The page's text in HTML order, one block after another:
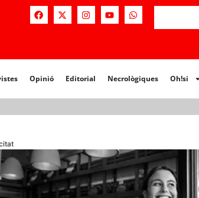
Opinió Editorial Necrològiques Oh!si
Opinió Editorial Necrològiques